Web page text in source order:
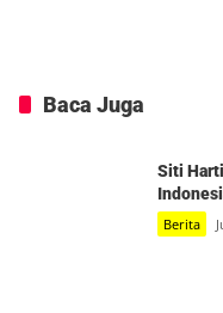
Baca Juga
Siti
Berita